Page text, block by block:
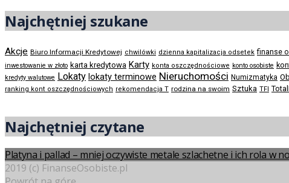
Najchętniej szukane
Akcje Biuro Informacji Kredytowej chwilówki dzienna kapitalizacja odsetek finanse
inwestowanie w złoto karta kredytowa Karty konta oszczędnościowe konto osobiste
kredyty walutowe Lokaty lokaty terminowe Nieruchomości Numizmatyka
ranking kont oszczędnościowych rekomendacja T rodzina na swoim Sztuka TFI
Najchętniej czytane
Platyna i pallad – mniej oczywiste metale szlachetne i ich rola w
2019 (c) FinanseOsobiste.pl